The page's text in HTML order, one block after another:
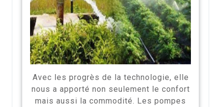
Avec les progrès de la technologie, elle
nous a apporté non seulement le confort
mais aussi la commodité. Les pompes